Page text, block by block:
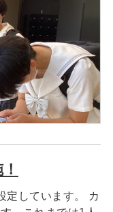
定しています。 カ